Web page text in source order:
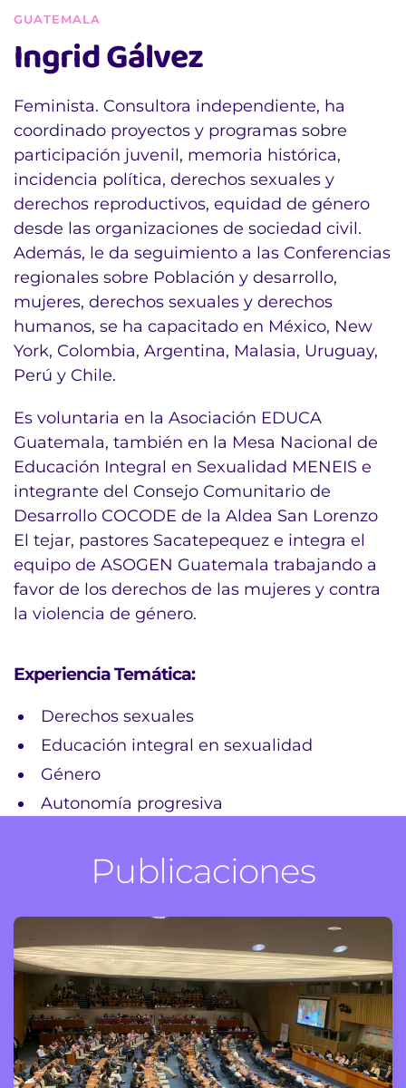
GUATEMALA
Ingrid Gálvez
Feminista. Consultora independiente, ha
coordinado proyectos y programas sobre
participación juvenil, memoria histórica,
incidencia política, derechos sexuales y
derechos reproductivos, equidad de género
desde las organizaciones de sociedad civil.
Además, le da seguimiento a las Conferencias
regionales sobre Población y desarrollo,
mujeres, derechos sexuales y derechos
humanos, se ha capacitado en México, New
York, Colombia, Argentina, Malasia, Uruguay,
Perú y Chile.
Es voluntaria en la Asociación EDUCA
Guatemala, también en la Mesa Nacional de
Educación Integral en Sexualidad MENEIS e
integrante del Consejo Comunitario de
Desarrollo COCODE de la Aldea San Lorenzo
El tejar, pastores Sacatepequez e integra el
equipo de ASOGEN Guatemala trabajando a
favor de los derechos de las mujeres y contra
la violencia de género.
Experiencia Temática:
Derechos sexuales
Educación integral en sexualidad
Género
Autonomía progresiva
Publicaciones